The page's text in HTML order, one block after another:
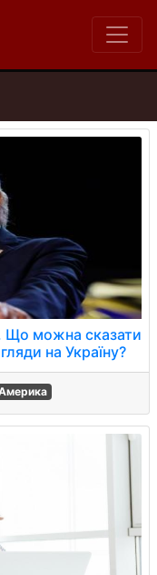
Що можна сказати
на Україну?
Америка